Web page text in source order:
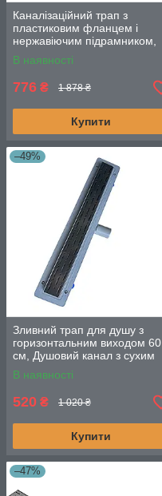
Каналізаційний трап з
пластиковим фланцем і
нержавіючим підрамником,
решітка "Дощ" 80 см
В наявності
776 ₴ 1 878 ₴
Купити
–49%
Зливний трап для душу з
горизонтальним виходом 60
см, Душовий канал з сухим
затвором, чорна решітка
В наявності
520 ₴ 1 020 ₴
Купити
–47%